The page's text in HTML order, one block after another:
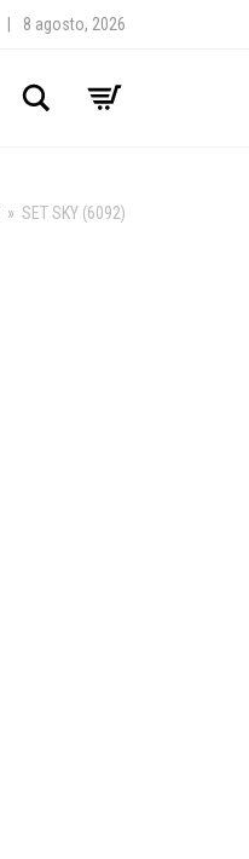
8 agosto, 2026
Buscar
» SET SKY (6092)